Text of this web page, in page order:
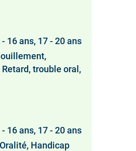
- 16 ans, 17 - 20 ans
trouble oral,
- 16 ans, 17 - 20 ans
Handicap